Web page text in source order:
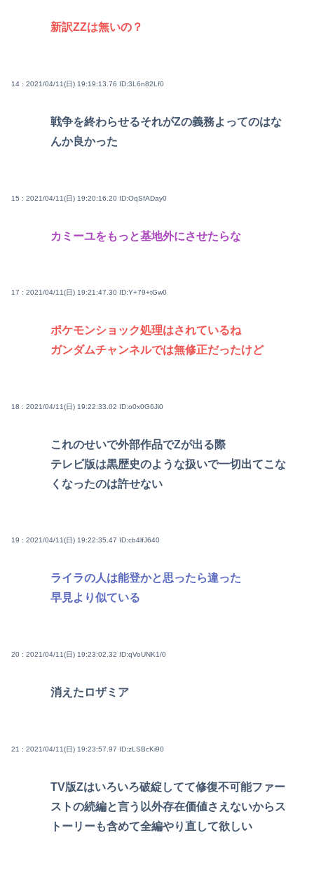
新訳ZZは無いの？
14 : 2021/04/11(日) 19:19:13.76 ID:3L6n82Lf0
戦争を終わらせるそれがZの義務よってのはな
んか良かった
15 : 2021/04/11(日) 19:20:16.20 ID:OqSfADay0
カミーユをもっと基地外にさせたらな
17 : 2021/04/11(日) 19:21:47.30 ID:Y+79+tGw0
ポケモンショック処理はされているね
ガンダムチャンネルでは無修正だったけど
18 : 2021/04/11(日) 19:22:33.02 ID:o0x0G6Ji0
これのせいで外部作品でΖが出る際
テレビ版は黒歴史のような扱いで一切出てこな
くなったのは許せない
19 : 2021/04/11(日) 19:22:35.47 ID:cb4lfJ640
ライラの人は能登かと思ったら違った
早見より似ている
20 : 2021/04/11(日) 19:23:02.32 ID:qVoUNK1/0
消えたロザミア
21 : 2021/04/11(日) 19:23:57.97 ID:zLSBcKi90
TV版Zはいろいろ破綻してて修復不可能ファー
ストの続編と言う以外存在価値さえないからス
トーリーも含めて全編やり直して欲しい